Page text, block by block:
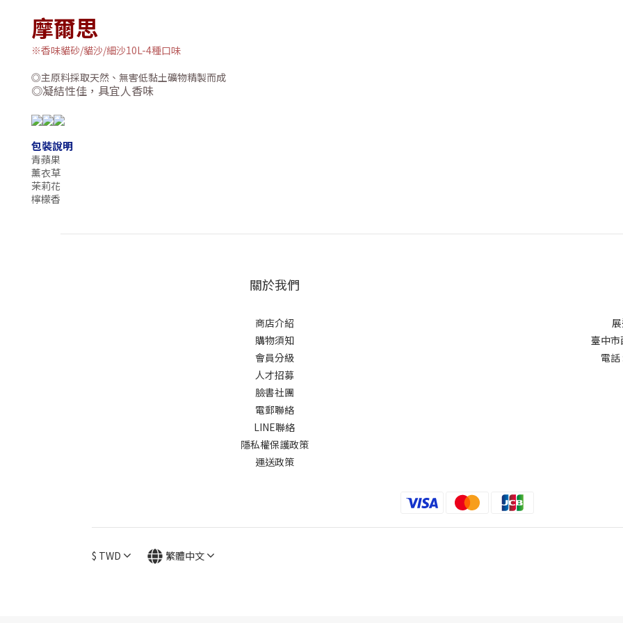
摩爾思
※香味貓砂/貓沙/細沙10L-4種口味
◎主原料採取天然、無害低黏土礦物精製而成
◎凝結性佳，具宜人香味
包裝說明
青蘋果
薰衣草
茉莉花
檸檬香
關於我們
商店介紹
購物須知
會員分級
人才招募
臉書社團
電郵聯絡
LINE聯絡
隱私權保護政策
運送政策
臺中
電
$ TWD 繁體中文